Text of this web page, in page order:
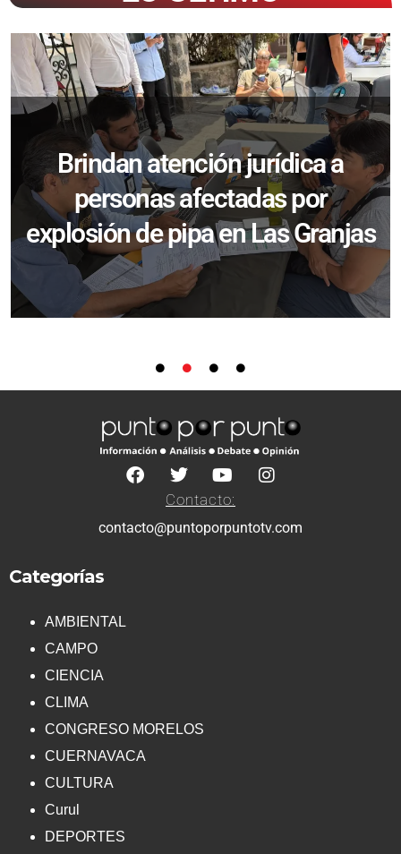
Brindan atención jurídica a
personas afectadas por
explosión de pipa en Las Granjas
Contacto:
contacto@puntoporpuntotv.com
Categorías
AMBIENTAL
CAMPO
CIENCIA
CLIMA
CONGRESO MORELOS
CUERNAVACA
CULTURA
Curul
DEPORTES